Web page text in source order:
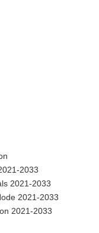
2033
2021-2033
2021-2033
2021-2033